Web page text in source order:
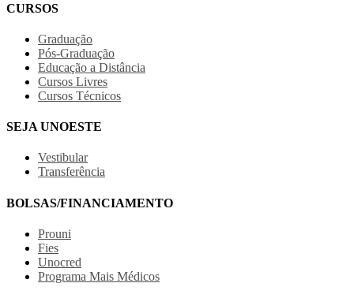
CURSOS
Graduação
Pós-Graduação
Educação a Distância
Cursos Livres
Cursos Técnicos
SEJA UNOESTE
Vestibular
Transferência
BOLSAS/FINANCIAMENTO
Prouni
Fies
Unocred
Programa Mais Médicos